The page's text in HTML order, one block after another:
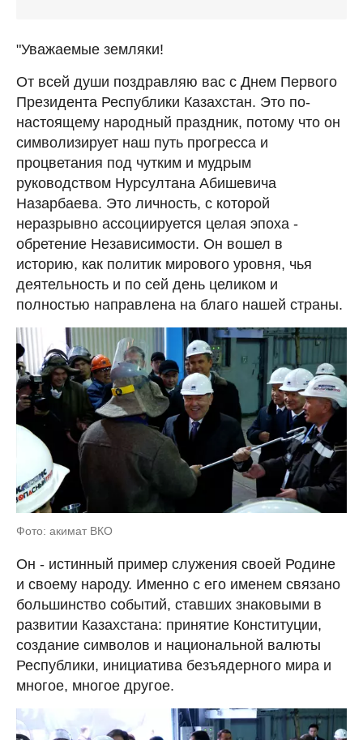
"Уважаемые земляки!
От всей души поздравляю вас с Днем Первого
Президента Республики Казахстан. Это по-
настоящему народный праздник, потому что он
символизирует наш путь прогресса и
процветания под чутким и мудрым
руководством Нурсултана Абишевича
Назарбаева. Это личность, с которой
неразрывно ассоциируется целая эпоха -
обретение Независимости. Он вошел в
историю, как политик мирового уровня, чья
деятельность и по сей день целиком и
полностью направлена на благо нашей страны.
Фото: акимат ВКО
Он - истинный пример служения своей Родине
и своему народу. Именно с его именем связано
большинство событий, ставших знаковыми в
развитии Казахстана: принятие Конституции,
создание символов и национальной валюты
Республики, инициатива безъядерного мира и
многое, многое другое.